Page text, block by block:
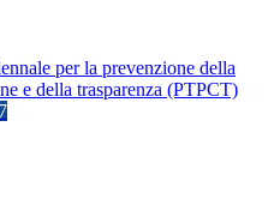
per la prevenzione della
e della trasparenza (PTPCT)